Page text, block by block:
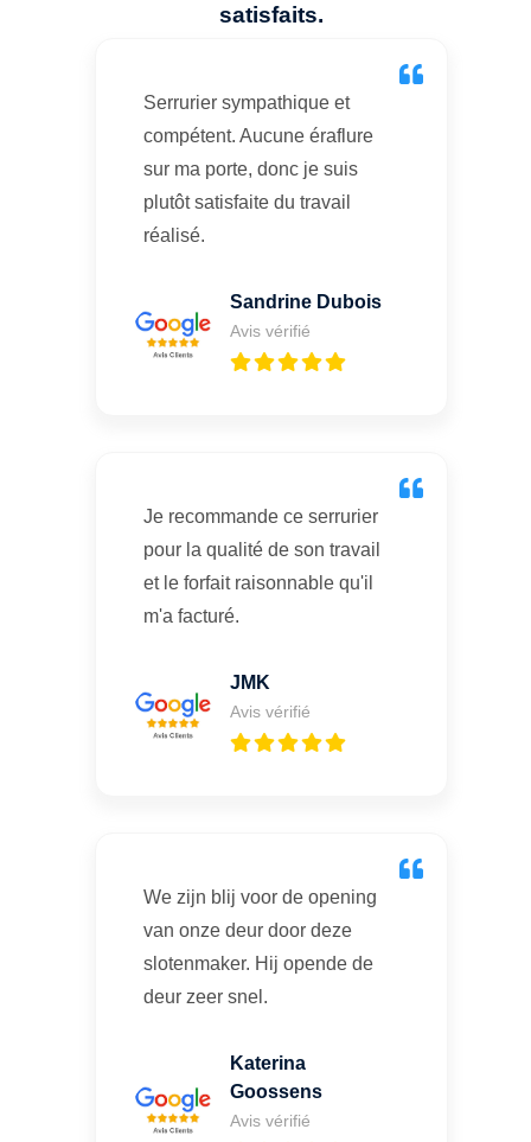
satisfaits.
Serrurier sympathique et
compétent. Aucune éraflure
sur ma porte, donc je suis
plutôt satisfaite du travail
réalisé.
Sandrine Dubois
Avis vérifié
Je recommande ce serrurier
pour la qualité de son travail
et le forfait raisonnable qu'il
m'a facturé.
JMK
Avis vérifié
We zijn blij voor de opening
van onze deur door deze
slotenmaker. Hij opende de
deur zeer snel.
Katerina
Goossens
Avis vérifié